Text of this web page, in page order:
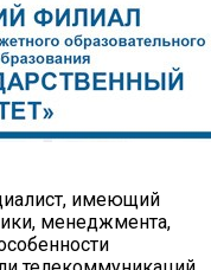
имеющий
менеджмента,